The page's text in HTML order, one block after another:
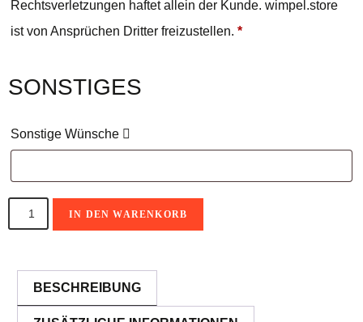
Rechtsverletzungen haftet allein der Kunde. wimpel.store
ist von Ansprüchen Dritter freizustellen. *
SONSTIGES
Sonstige Wünsche
IN DEN WARENKORB
BESCHREIBUNG